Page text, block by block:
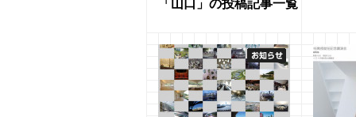
「山口」の投稿記事一覧